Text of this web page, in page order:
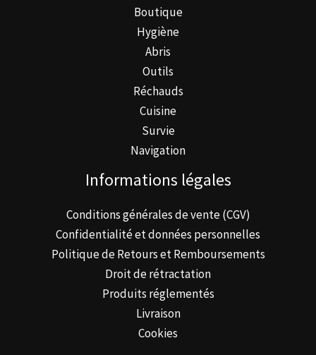
Boutique
Hygiène
Abris
Outils
Réchauds
Cuisine
Survie
Navigation
Informations légales
Conditions générales de vente (CGV)
Confidentialité et données personnelles
Politique de Retours et Remboursements
Droit de rétractation
Produits réglementés
Livraison
Cookies